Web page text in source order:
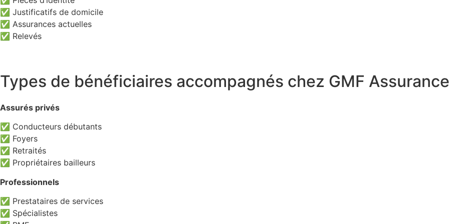
✅ Justificatifs de domicile
✅ Assurances actuelles
✅ Relevés
Types de bénéficiaires accompagnés chez GMF
Assurés privés
✅ Conducteurs débutants
✅ Foyers
✅ Retraités
✅ Propriétaires bailleurs
Professionnels
✅ Prestataires de services
✅ Spécialistes